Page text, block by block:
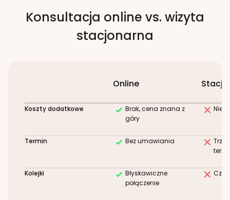
Konsultacja online vs. wizyta
stacjonarna
Online
Koszty dodatkowe
Brak, cena znana z
góry
Termin Bez umawiania
Kolejki
Błyskawiczne
połączenie